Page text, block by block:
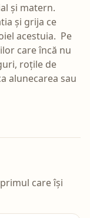
și matern.
și grija ce
acestuia. Pe
care încă nu
roțile de
alunecarea sau
care își